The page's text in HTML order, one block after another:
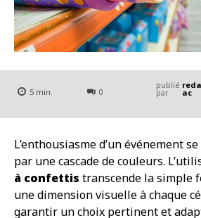
5 min. 0
publié
par ac
L’enthousiasme d’un événement
par une cascade de couleurs.
à confettis transcende la simple
une dimension visuelle à chaque
garantir un choix pertinent et